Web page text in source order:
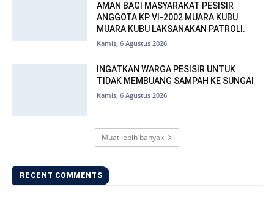
AMAN BAGI MASYARAKAT PESISIR
ANGGOTA KP VI-2002 MUARA KUBU
MUARA KUBU LAKSANAKAN PATROLI.
Kamis, 6 Agustus 2026
INGATKAN WARGA PESISIR UNTUK
TIDAK MEMBUANG SAMPAH KE SUNGAI
Kamis, 6 Agustus 2026
Muat lebih banyak
RECENT COMMENTS